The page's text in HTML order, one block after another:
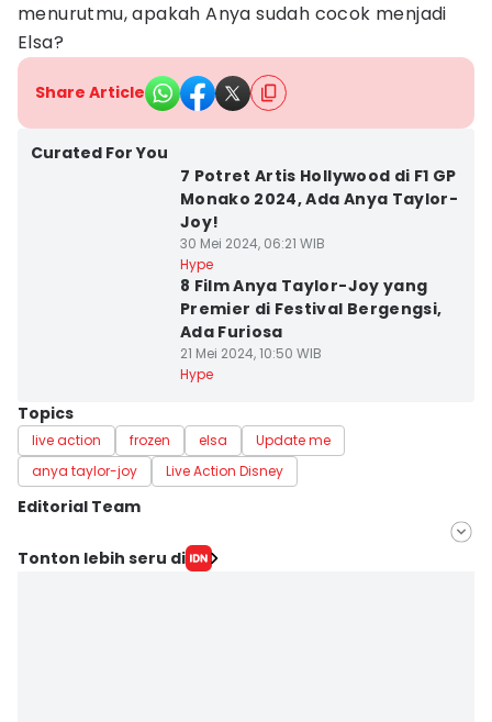
menurutmu, apakah Anya sudah cocok menjadi
Elsa?
Share Article
Curated For You
7 Potret Artis Hollywood di F1 GP
Monako 2024, Ada Anya Taylor-
Joy!
30 Mei 2024, 06:21 WIB
Hype
8 Film Anya Taylor-Joy yang
Premier di Festival Bergengsi,
Ada Furiosa
21 Mei 2024, 10:50 WIB
Hype
Topics
live action frozen elsa
Update me
anya taylor-joy
Live Action Disney
Editorial Team
Editor
Tonton lebih seru di